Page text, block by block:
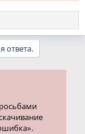
ответа.